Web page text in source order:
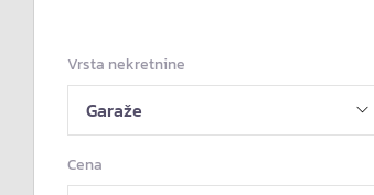
Vrsta nekretnine
Cena